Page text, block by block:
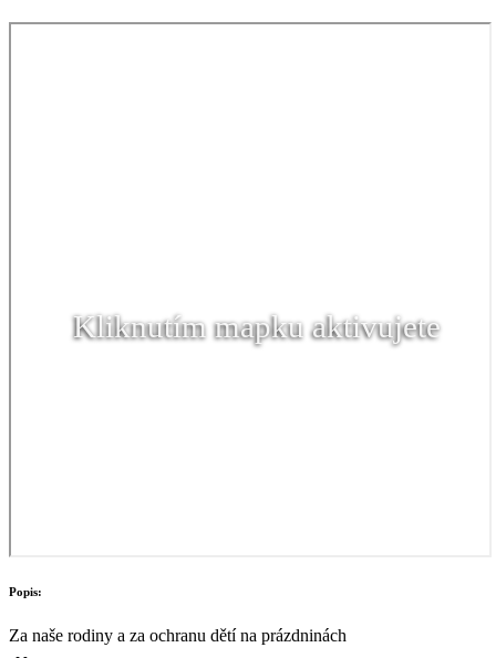
Kliknutím mapku aktivujete
Popis:
Za naše rodiny a za ochranu dětí na prázdninách